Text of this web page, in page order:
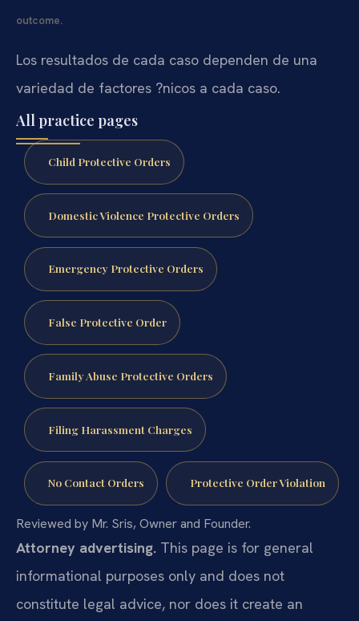
outcome.
Los resultados de cada caso dependen de una
variedad de factores ?nicos a cada caso.
All practice pages
Child Protective Orders
Domestic Violence Protective Orders
Emergency Protective Orders
False Protective Order
Family Abuse Protective Orders
Filing Harassment Charges
No Contact Orders Protective Order Violation
Reviewed by Mr. Sris, Owner and Founder.
Attorney advertising. This page is for general
informational purposes only and does not
constitute legal advice, nor does it create an